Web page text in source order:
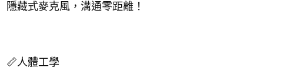
隱藏式麥克風，溝通零距離！
📏人體工學